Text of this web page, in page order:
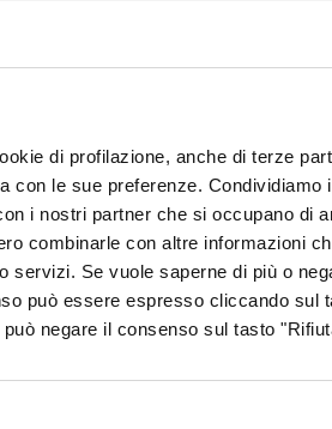
di profilazione, anche di terze
con le sue preferenze.
i nostri partner che si occupano di
combinarle con altre informazioni
servizi. Se vuole saperne di più o
può essere espresso cliccando sul
negare il consenso sul tasto